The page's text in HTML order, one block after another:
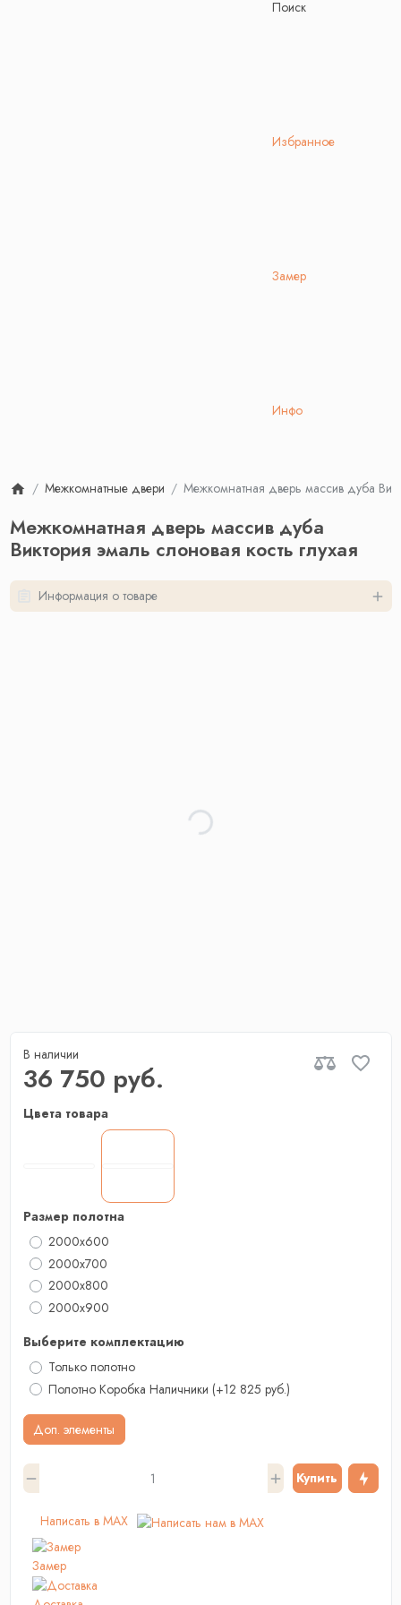
Поиск
Избранное
Замер
Инфо
Межкомнатные двери Межкомнатная дверь массив дуба
Межкомнатная дверь массив дуба
Виктория эмаль слоновая кость глухая
Информация о товаре
В наличии
36 750 руб.
Цвета товара
Размер полотна
2000x600
2000x700
2000х800
2000x900
Выберите комплектацию
Только полотно
Полотно Коробка Наличники (+12 825 руб.)
Доп. элементы
Купить
Написать в MAX
Замер